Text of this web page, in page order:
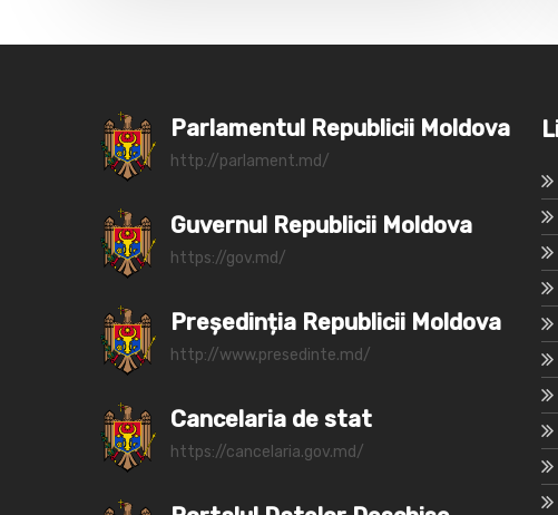
Parlamentul Republicii Moldova
http://parlament.md/
Guvernul Republicii Moldova
https://gov.md/
Președinția Republicii Moldova
http://www.presedinte.md/
Cancelaria de stat
https://cancelaria.gov.md/